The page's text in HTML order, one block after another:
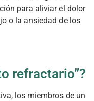
para aliviar el dolor
o la ansiedad de los
refractario”?
los miembros de un